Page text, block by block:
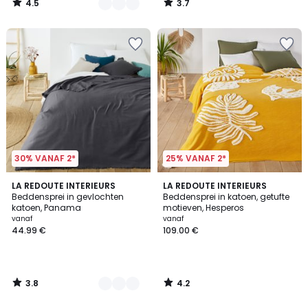
4.5
/
3.7
/
30% VANAF 2*
LA REDOUTE INTERIEURS
Beddensprei in gevlochten
katoen, Panama
vanaf
44.99 €
3.8
/ 5
5
Kleuren
3.8
/
25% VANAF 2*
LA REDOUTE INTERIEURS
Beddensprei in katoen, getufte
motieven, Hesperos
vanaf
109.00 €
4.2
/ 5
4.2
/